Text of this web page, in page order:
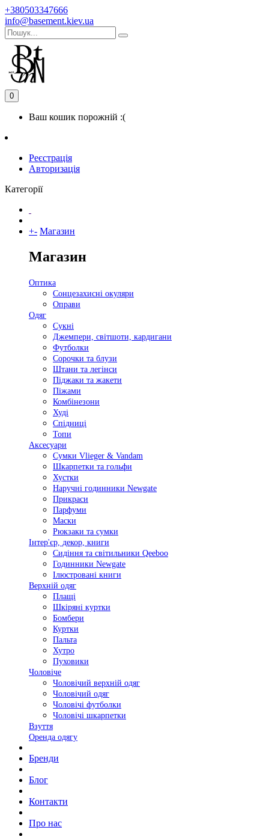
+380503347666
info@basement.kiev.ua
0
Ваш кошик порожній :(
Реєстрація
Авторизація
Категорії
+- Магазин
Магазин
Оптика
Сонцезахисні окуляри
Оправи
Одяг
Сукні
Джемпери, світшоти, кардигани
Футболки
Сорочки та блузи
Штани та легінси
Піджаки та жакети
Піжами
Комбінезони
Худі
Спідниці
Топи
Аксесуари
Сумки Vlieger & Vandam
Шкарпетки та гольфи
Хустки
Наручні годинники Newgate
Прикраси
Парфуми
Маски
Рюкзаки та сумки
Інтер'єр, декор, книги
Сидіння та світильники Qeeboo
Годинники Newgate
Ілюстровані книги
Верхній одяг
Плащі
Шкіряні куртки
Бомбери
Куртки
Пальта
Хутро
Пуховики
Чоловіче
Чоловічий верхній одяг
Чоловічий одяг
Чоловічі футболки
Чоловічі шкарпетки
Взуття
Оренда одягу
Бренди
Блог
Контакти
Про нас